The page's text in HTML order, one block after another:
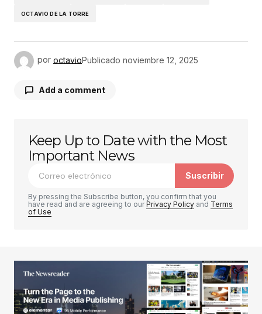
OCTAVIO DE LA TORRE
por octavioPublicado noviembre 12, 2025
Add a comment
Tu dirección de correo electrónico no será
publicada. Los campos obligatorios están
marcados con *
Comentario *
Su nombre
Tu correo electrónico*
Keep Up to Date with the Most
Important News
Suscribir
By pressing the Subscribe button, you confirm that you
have read and are agreeing to ourPrivacy Policy and Terms
of Use